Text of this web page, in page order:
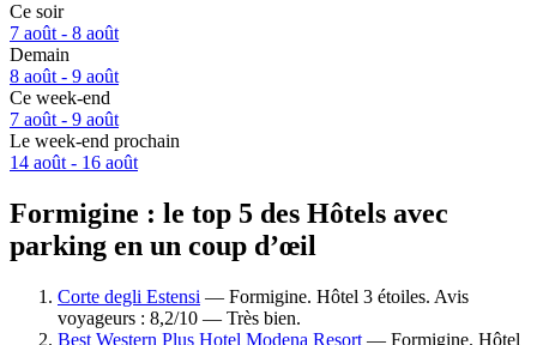
Ce soir
7 août - 8 août
Demain
8 août - 9 août
Ce week-end
7 août - 9 août
Le week-end prochain
14 août - 16 août
Formigine : le top 5 des Hôtels avec
parking en un coup d’œil
Corte degli Estensi — Formigine. Hôtel 3 étoiles. Avis
voyageurs : 8,2/10 — Très bien.
Best Western Plus Hotel Modena Resort — Formigine. Hôtel